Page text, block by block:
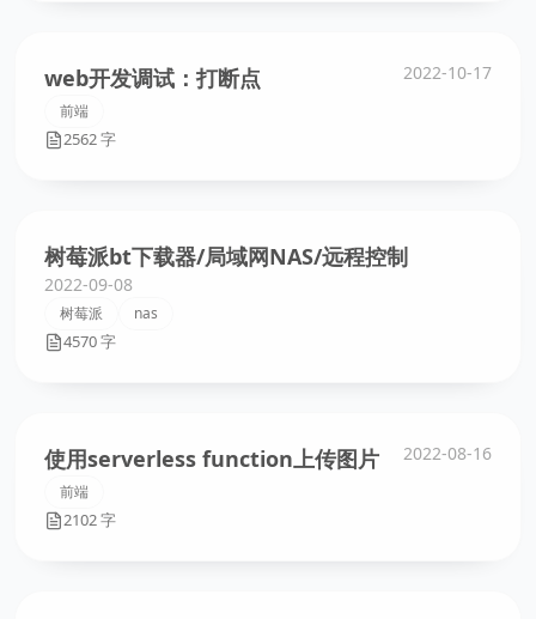
web开发调试：打断点 2022-10-17
前端
2562 字
树莓派bt下载器/局域网NAS/远程控制
2022-09-08
树莓派 nas
4570 字
使用serverless function上传图片 2022-08-16
前端
2102 字